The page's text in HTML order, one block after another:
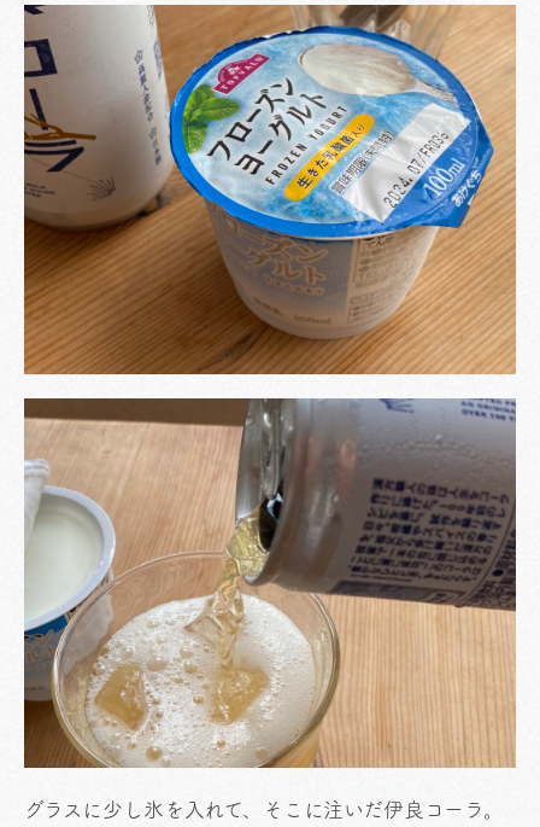
グラスに少し氷を入れて、そこに注いだ伊良コーラ。